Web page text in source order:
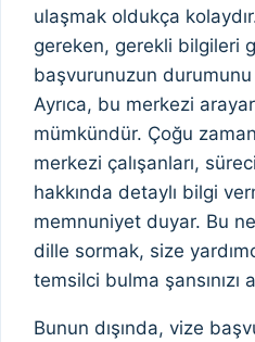
ulaşmak oldukça
gereken, gerekli bilgileri
başvurunuzun
Ayrıca, bu merkezi
mümkündür. Çoğu
merkezi çalışanları,
hakkında detaylı bilgi
memnuniyet duyar. Bu
dille sormak, size
temsilci bulma şansınızı
Bunun dışında, vize